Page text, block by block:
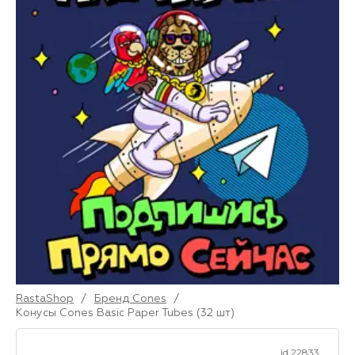
RastaShop / Бренд Cones
/
Конусы Cones Basic Paper Tubes (32 шт)
id 22833